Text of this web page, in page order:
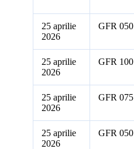
25 aprilie
2026
GFR 050
25 aprilie
2026
GFR 100
25 aprilie
2026
GFR 075
25 aprilie
2026
GFR 050